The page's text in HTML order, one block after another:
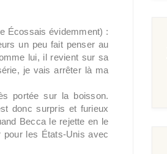
Écossais évidemment) :
un peu fait penser au
lui, il revient sur sa
je vais arrêter là ma
portée sur la boisson.
donc surpris et furieux
Becca le rejette en le
pour les États-Unis avec